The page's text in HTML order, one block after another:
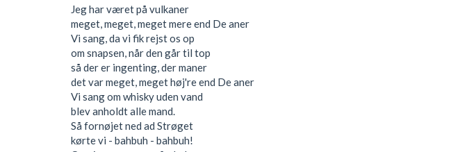
Jeg har været på vulkaner
meget, meget, meget mere end De aner
Vi sang, da vi fik rejst os op
om snapsen, når den går til top
så der er ingenting, der maner
det var meget, meget høj're end De aner
Vi sang om whisky uden vand
blev anholdt alle mand.
Så fornøjet ned ad Strøget
kørte vi - bahbuh - bahbuh!